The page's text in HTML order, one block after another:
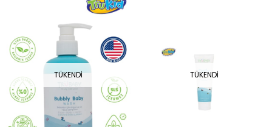
TÜKENDI TÜKENDI